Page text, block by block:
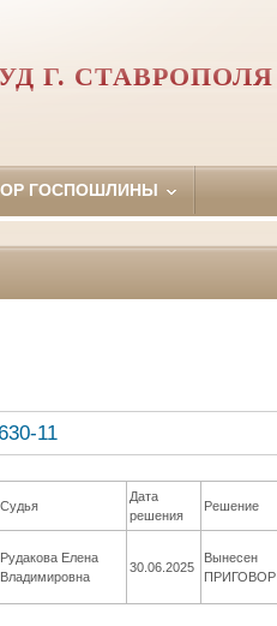
Г. СТАВРОПОЛЯ
ГОСПОШЛИНЫ
11
Судья
Дата
решения
Решение
Рудакова Елена
Владимировна
30.06.2025
Вынесен
ПРИГОВОР